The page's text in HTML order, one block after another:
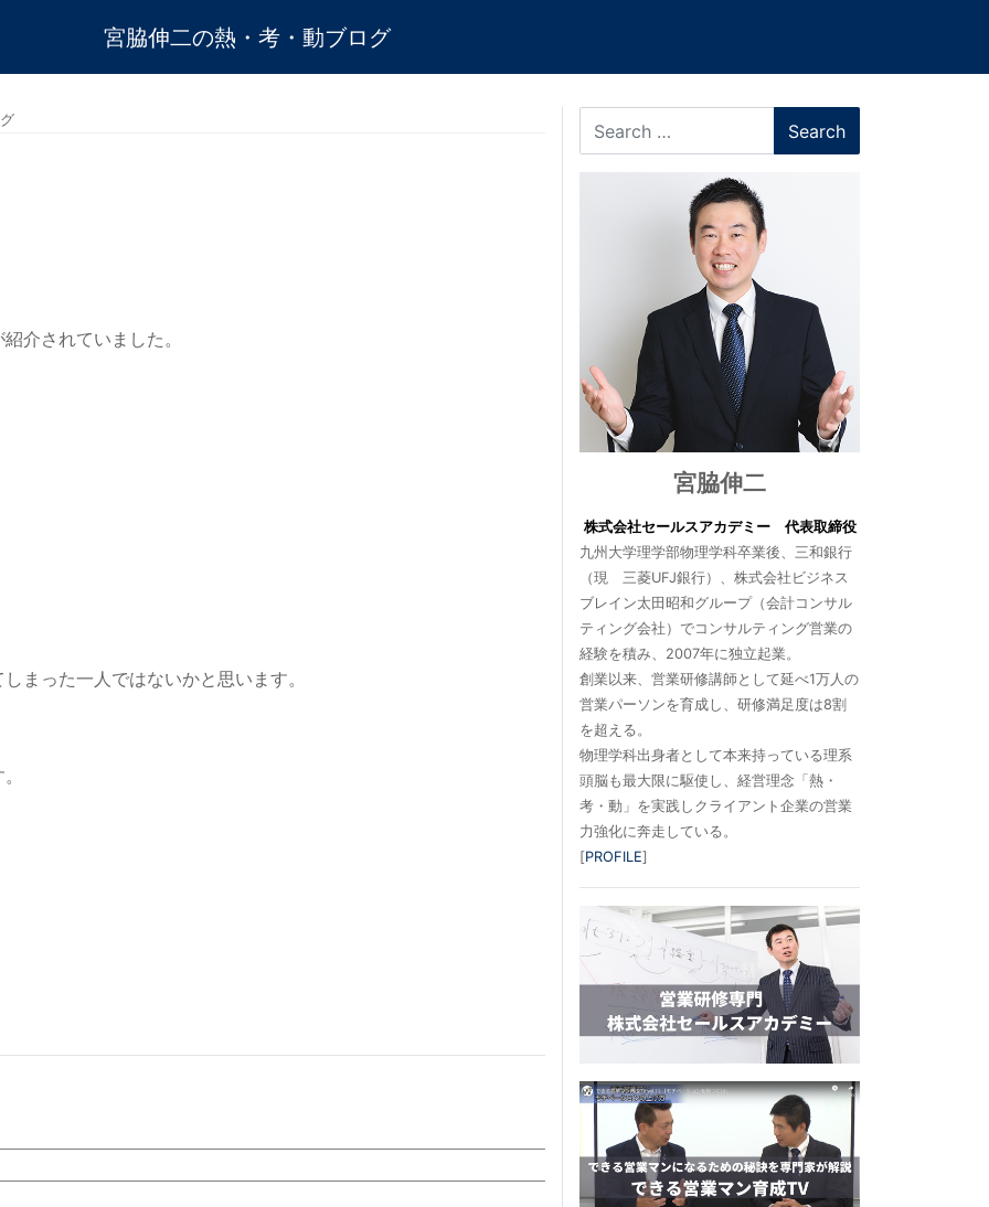
宮脇伸二の熱・考・動ブログ
介されていました。
まった一人ではないかと思います。
宮脇伸二
株式会社セールスアカデミー 代表取締役
九州大学理学部物理学科卒業後、三和銀行
（現 三菱UFJ銀行）、株式会社ビジネス
ブレイン太田昭和グループ（会計コンサル
ティング会社）でコンサルティング営業の
経験を積み、2007年に独立起業。
創業以来、営業研修講師として延べ1万人の
営業パーソンを育成し、研修満足度は8割
を超える。
物理学科出身者として本来持っている理系
頭脳も最大限に駆使し、経営理念「熱・
考・動」を実践しクライアント企業の営業
力強化に奔走している。
[PROFILE]